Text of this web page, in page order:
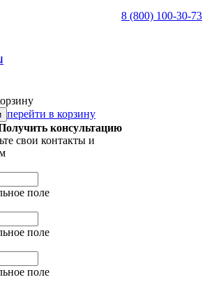
8 (800) 100-30-73
перейти в корзину
консультацию
свои контакты и
поле
поле
поле